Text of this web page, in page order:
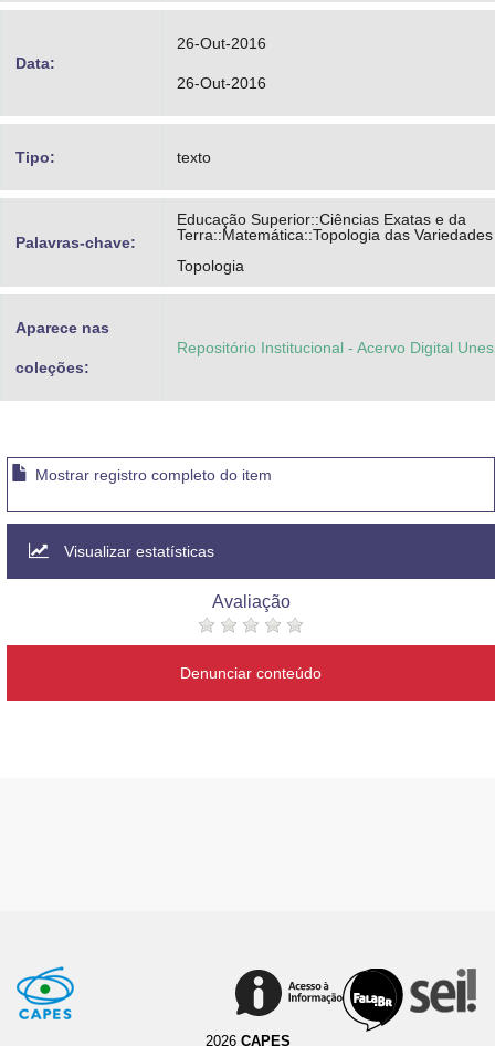
Data:
26-Out-2016
26-Out-2016
Tipo: texto
Palavras-chave:
Educação Superior::Ciências Exatas e da
Terra::Matemática::Topologia das Variedades
Topologia
Aparece nas
coleções:
Repositório Institucional - Acervo Digital
Mostrar registro completo do item
Visualizar estatísticas
Avaliação
Denunciar conteúdo
2026 CAPES